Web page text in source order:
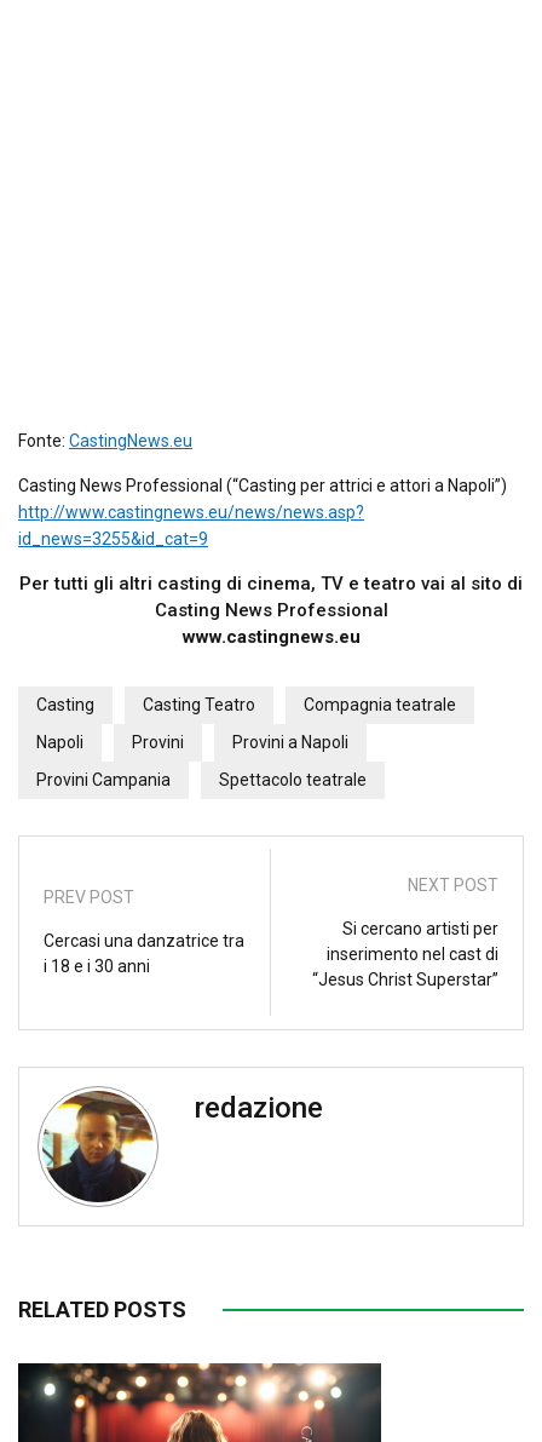
Fonte: CastingNews.eu
Casting News Professional (“Casting per attrici e attori a Napoli”)
http://www.castingnews.eu/news/news.asp?
id_news=3255&id_cat=9
Per tutti gli altri casting di cinema, TV e teatro vai al sito di
Casting News Professional
www.castingnews.eu
Casting Casting Teatro
Compagnia teatrale
Napoli
Provini
Provini a Napoli
Provini Campania
Spettacolo teatrale
PREV POST
Cercasi una danzatrice tra
i 18 e i 30 anni
NEXT POST
Si cercano artisti per
inserimento nel cast di
“Jesus Christ Superstar”
redazione
RELATED POSTS